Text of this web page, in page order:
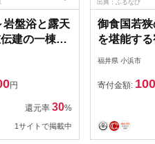
岩盤浴と露天
建の一棟貸
券 6,000円分
円
還元率30%
1サイトで掲載中
出典：ふるなび
御食国若
を堪能す
宿泊ギフ
[BFBY005]
福井県 小浜市
寄付金額: